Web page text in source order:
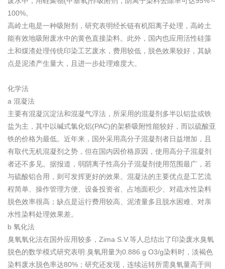
100%。
高岭土电是一种吸附剂，研究表明经长链有机阳离子处理，高岭土
能有效地吸附废水中的黄色直接染料。此外，国内也应用活性硅藻
土和煤渣处理传统印染工艺废水，费用较低，脱色效果较好，其缺
点是泥渣产生量大，且进一步处理难度大。
化学法
a 混凝法
主要有混凝沉淀法和混凝气浮法，所采用的混凝剂多半以铝盐或铁
盐为主，其中以碱式氯化铝(PAC)的架桥吸附性能较好，而以硫酸亚
铁的价格为最低。近年来，国外采用高分子混凝剂者日益增加，且
有取代无机混凝剂之势，但在国内因价格原因，使用高分子混凝剂
者还不多见。据报道，弱阴离子性高分子混凝剂使用范围最广，若
与硫酸铝合用，则可发挥更好的效果。混凝法的主要优点是工艺流
程简单、操作管理方便、设备投资省、占地面积少、对疏水性染料
脱色效率很高；缺点是运行费用较高、泥渣量多且脱水困难、对亲
水性染料处理效果差。
b 氧化法
臭氧氧化法在国外应用较多，Zima S.V.等人总结出了印染废水臭氧
脱色的数学模式研究表明:臭氧用量为0.886 g O3/g染料时，淡褐色
染料废水脱色率达80%；研究还发现，连续运转所需臭氧量高于间